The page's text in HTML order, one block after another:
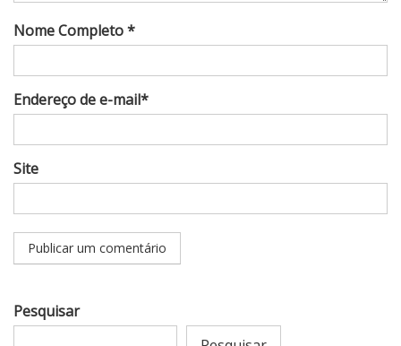
Nome Completo *
Endereço de e-mail*
Site
Pesquisar